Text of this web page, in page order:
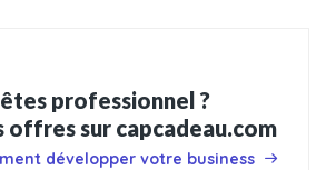
professionnel ?
offres sur capcadeau.com
développer votre business